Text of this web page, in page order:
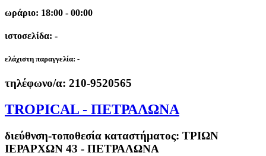
ωράριο: 18:00 - 00:00
ιστοσελίδα: -
ελάχιστη παραγγελία: -
τηλέφωνο/α: 210-9520565
TROPICAL - ΠΕΤΡΑΛΩΝΑ
διεύθνση-τοποθεσία καταστήματος: ΤΡΙΩΝ
ΙΕΡΑΡΧΩΝ 43 - ΠΕΤΡΑΛΩΝΑ